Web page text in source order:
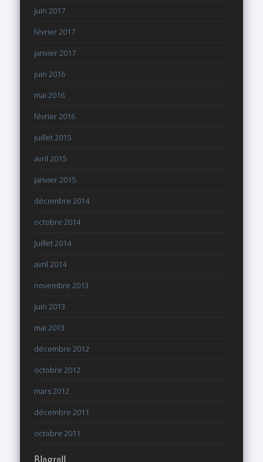
juin 2017
février 2017
janvier 2017
juin 2016
mai 2016
février 2016
juillet 2015
avril 2015
janvier 2015
décembre 2014
octobre 2014
juillet 2014
avril 2014
novembre 2013
juin 2013
mai 2013
décembre 2012
octobre 2012
mars 2012
décembre 2011
octobre 2011